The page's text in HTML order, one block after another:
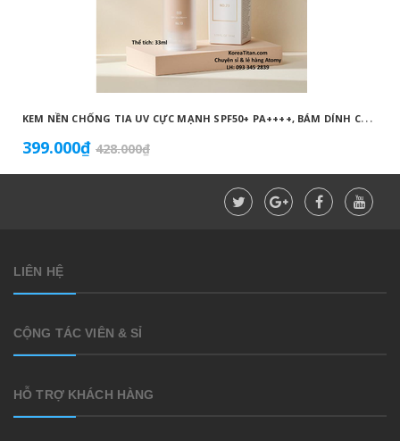
K
EM NỀN CHỐNG TIA UV CỰC MẠNH SPF50+ PA++++, BÁM DÍNH CAO, KHÔNG VÓN CỤC, DƯỠNG ẨM VÀ DƯỠNG TRẮNG DA HOÀN HẢO NO.23 (MÀU BEIGE) - ATOMY BB ABSOLUTE 23 - 애터미 앱솔루트 BB - АТОМИ АБСОЛЮТ BB №23
399.000₫ 428.000₫
LIÊN HỆ
CỘNG TÁC VIÊN & SỈ
HỖ TRỢ KHÁCH HÀNG